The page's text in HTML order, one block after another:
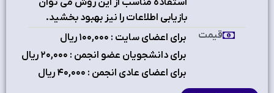
استفاده مناسب از اين روش مي توان
بازيابي اطلاعات را نيز بهبود بخشيد.
برای اعضای سایت : ۱٠٠,٠٠٠ ریال
برای دانشجویان عضو انجمن : ۲٠,٠٠٠ ریال
برای اعضای عادی انجمن : ۴٠,٠٠٠ ریال
قیمت